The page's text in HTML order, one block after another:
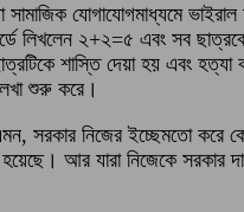
যোগাযোগমাধ্যমে
লিখলেন ২+২=৫ এবং সব
শাস্তি দেয়া হয় এবং
শুরু করে।
এমন, সরকার নিজের ইচ্ছেমতো
আর যারা নিজেকে সরকার